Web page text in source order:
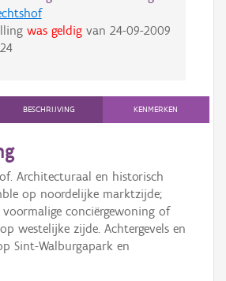
was geldigvan 24-09-2009
BESCHRIJVING KENMERKEN
Architecturaal en historisch
op noordelijke marktzijde;
conciërgewoning of
westelijke zijde. Achtergevels en
Sint-Walburgapark en